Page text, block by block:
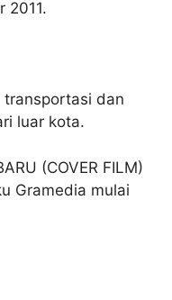
2011.
dan
luar kota.
(COVER FILM)
Gramedia mulai